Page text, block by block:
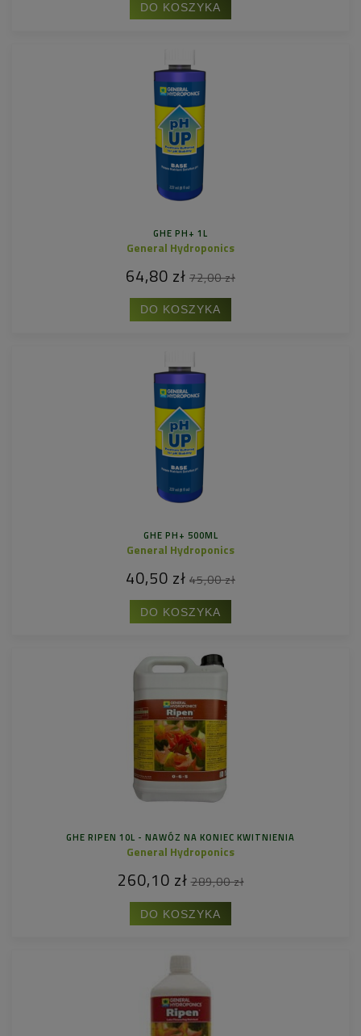
DO KOSZYKA
GHE PH+ 1L
General Hydroponics
64,80 zł 72,00 zł
DO KOSZYKA
GHE PH+ 500ML
General Hydroponics
40,50 zł 45,00 zł
DO KOSZYKA
GHE RIPEN 10L - NAWÓZ NA KONIEC KWITNIENIA
General Hydroponics
260,10 zł 289,00 zł
DO KOSZYKA